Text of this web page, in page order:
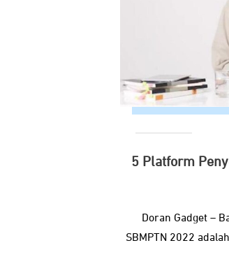
5 Platform
Doran Gadget –
SBMPTN 2022